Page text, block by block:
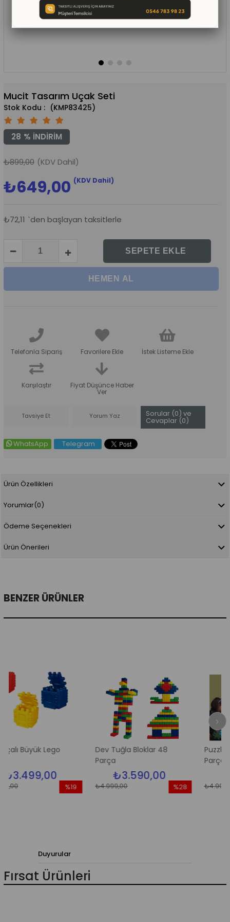
Mucit Tasarım Uçak Seti
(KMP83425)
%
28 İNDIRIM
₺899,00 (KDV Dahil)
₺649,00 (KDV Dahil)
₺72,11 `den başlayan taksitlerle
Telefonla Sipariş Favorilere Ekle İstek Listeme Ekle
Karşılaştır Fiyat Düşünce Haber
Ver
Tavsiye Et Yorum Yaz Sorular (0) ve
Cevaplar (0)
WhatsApp Telegram
Ürün Özellikleri
Yorumlar(0)
Ödeme Seçenekleri
Ürün Önerileri
BENZER ÜRÜNLER
Lego
Dev Tuğla Bloklar 48
₺3.590,00
₺4.999,00
Puzzle Yapı
₺4.999,00
Duyurular
Fırsat Ürünleri